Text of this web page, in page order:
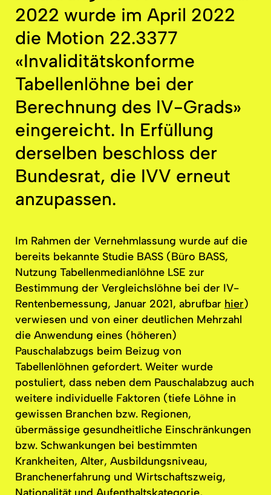
2022 wurde im April 2022
die Motion 22.3377
«Invaliditätskonforme
Tabellenlöhne bei der
Berechnung des IV-Grads»
eingereicht. In Erfüllung
derselben beschloss der
Bundesrat, die IVV erneut
anzupassen.
Im Rahmen der Vernehmlassung wurde auf die
bereits bekannte Studie BASS (Büro BASS,
Nutzung Tabellenmedianlöhne LSE zur
Bestimmung der Vergleichslöhne bei der IV-
Rentenbemessung, Januar 2021, abrufbar hier)
verwiesen und von einer deutlichen Mehrzahl
die Anwendung eines (höheren)
Pauschalabzugs beim Beizug von
Tabellenlöhnen gefordert. Weiter wurde
postuliert, dass neben dem Pauschalabzug auch
weitere individuelle Faktoren (tiefe Löhne in
gewissen Branchen bzw. Regionen,
übermässige gesundheitliche Einschränkungen
bzw. Schwankungen bei bestimmten
Krankheiten, Alter, Ausbildungsniveau,
Branchenerfahrung und Wirtschaftszweig,